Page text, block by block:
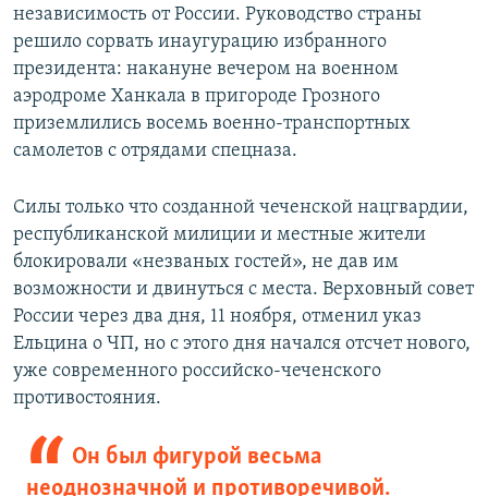
независимость от России. Руководство страны
решило сорвать инаугурацию избранного
президента: накануне вечером на военном
аэродроме Ханкала в пригороде Грозного
приземлились восемь военно-транспортных
самолетов с отрядами спецназа.
Силы только что созданной чеченской нацгвардии,
республиканской милиции и местные жители
блокировали «незваных гостей», не дав им
возможности и двинуться с места. Верховный совет
России через два дня, 11 ноября, отменил указ
Ельцина о ЧП, но с этого дня начался отсчет нового,
уже современного российско-чеченского
противостояния.
Он был фигурой весьма
неоднозначной и противоречивой.